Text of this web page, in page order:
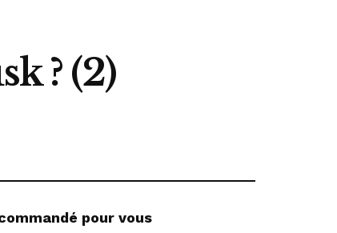
? (2)
pour vous